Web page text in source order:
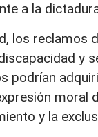
a la
los reclamos
y
podrían
moral
y la